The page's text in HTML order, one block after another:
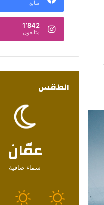
متابع
1٬842
متابعون
الطقس
عمّان
سماء صافية